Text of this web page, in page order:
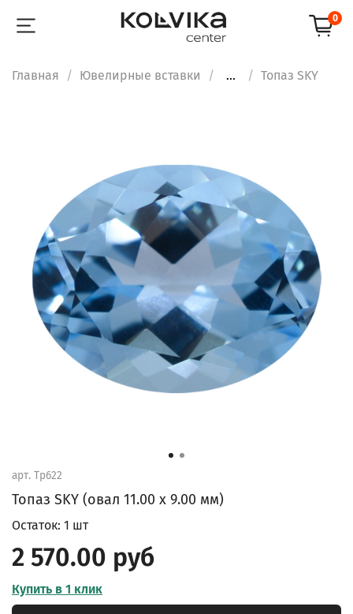
0
Главная Ювелирные вставки ... Топаз SKY
арт. Tp622
Топаз SKY (овал 11.00 х 9.00 мм)
Остаток: 1 шт
2 570.00 руб
Купить в 1 клик